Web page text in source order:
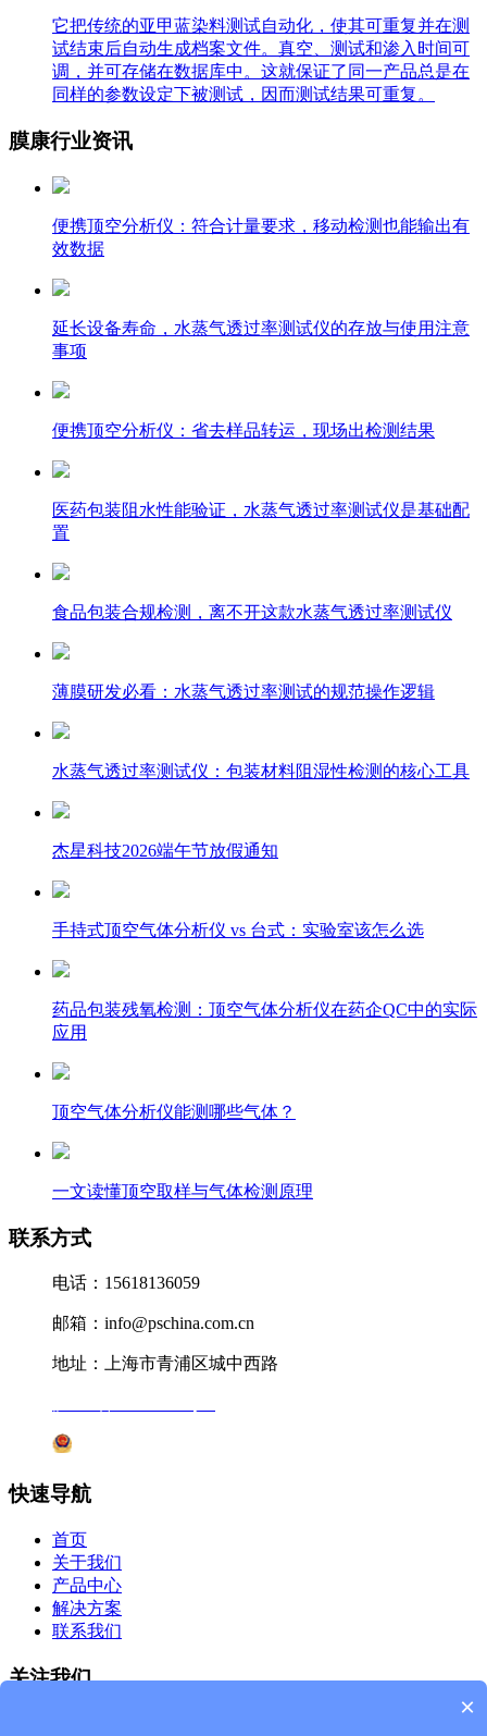
它把传统的亚甲蓝染料测试自动化，使其可重复并在测
试结束后自动生成档案文件。真空、测试和渗入时间可
调，并可存储在数据库中。这就保证了同一产品总是在
同样的参数设定下被测试，因而测试结果可重复。
膜康行业资讯
便携顶空分析仪：符合计量要求，移动检测也能输出有
效数据
延长设备寿命，水蒸气透过率测试仪的存放与使用注意
事项
便携顶空分析仪：省去样品转运，现场出检测结果
医药包装阻水性能验证，水蒸气透过率测试仪是基础配
置
食品包装合规检测，离不开这款水蒸气透过率测试仪
薄膜研发必看：水蒸气透过率测试的规范操作逻辑
水蒸气透过率测试仪：包装材料阻湿性检测的核心工具
杰星科技2026端午节放假通知
手持式顶空气体分析仪 vs 台式：实验室该怎么选
药品包装残氧检测：顶空气体分析仪在药企QC中的实际
应用
顶空气体分析仪能测哪些气体？
一文读懂顶空取样与气体检测原理
联系方式
电话：15618136059
邮箱：info@pschina.com.cn
地址：上海市青浦区城中西路
快速导航
首页
关于我们
产品中心
解决方案
联系我们
关注我们
×